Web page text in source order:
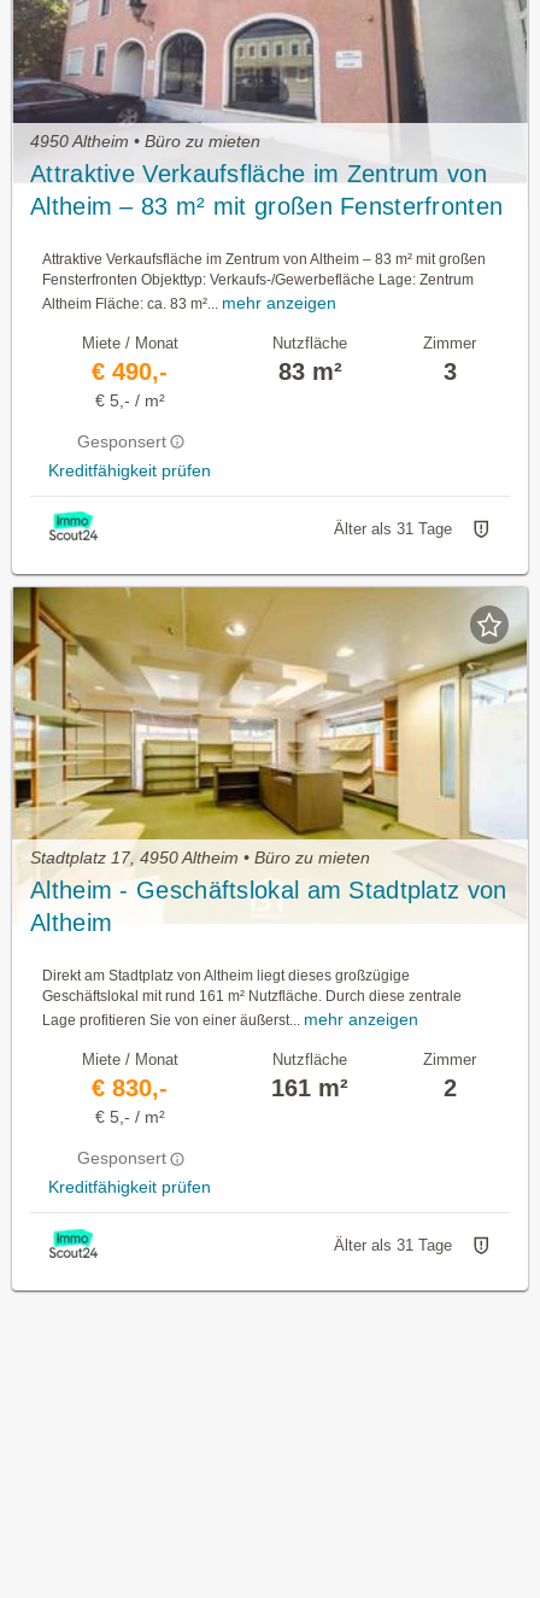
4950 Altheim • Büro zu mieten
Attraktive Verkaufsfläche im Zentrum von
Altheim – 83 m² mit großen Fensterfronten
Attraktive Verkaufsfläche im Zentrum von Altheim – 83 m² mit großen
Fensterfronten Objekttyp: Verkaufs-/Gewerbefläche Lage: Zentrum
Altheim Fläche: ca. 83 m²...
mehr anzeigen
Miete / Monat
€ 490,-
€ 5,- / m²
Gesponsert
Kreditfähigkeit prüfen
Nutzfläche
83 m²
Zimmer
3
Älter als 31 Tage
Stadtplatz 17, 4950 Altheim • Büro zu mieten
Altheim - Geschäftslokal am Stadtplatz von
Altheim
Direkt am Stadtplatz von Altheim liegt dieses großzügige
Geschäftslokal mit rund 161 m² Nutzfläche. Durch diese zentrale
Lage profitieren Sie von einer äußerst... mehr anzeigen
Miete / Monat
€ 830,-
€ 5,- / m²
Gesponsert
Kreditfähigkeit prüfen
Nutzfläche
161 m²
Zimmer
2
Älter als 31 Tage